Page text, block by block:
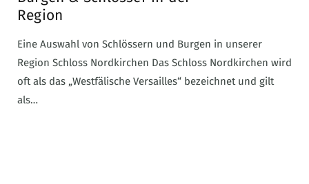
Region
Eine Auswahl von Schlössern und Burgen in unserer
Region Schloss Nordkirchen Das Schloss Nordkirchen wird
oft als das „Westfälische Versailles“ bezeichnet und gilt
als…